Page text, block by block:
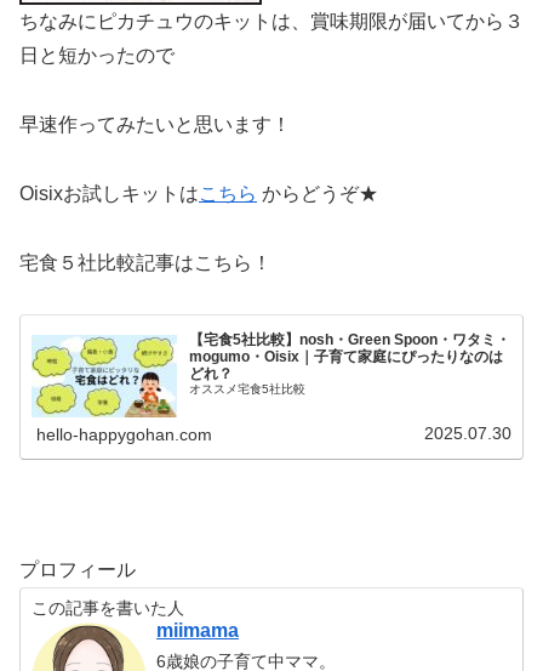
ちなみにピカチュウのキットは、賞味期限が届いてから３
日と短かったので
早速作ってみたいと思います！
Oisixお試しキットはこちら からどうぞ★
宅食５社比較記事はこちら！
【宅食5社比較】nosh・Green Spoon・ワタミ・
mogumo・Oisix｜子育て家庭にぴったりなのは
どれ？
オススメ宅食5社比較
hello-happygohan.com 2025.07.30
プロフィール
この記事を書いた人
miimama
6歳娘の子育て中ママ。